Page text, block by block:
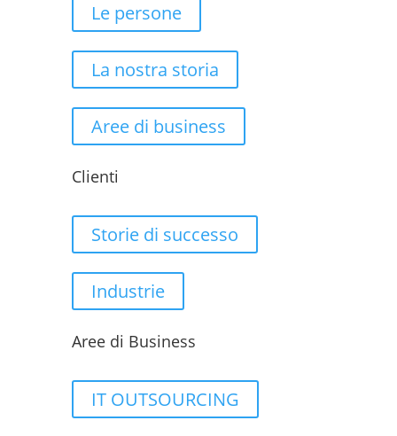
Le persone
La nostra storia
Aree di business
Clienti
Storie di successo
Industrie
Aree di Business
IT OUTSOURCING